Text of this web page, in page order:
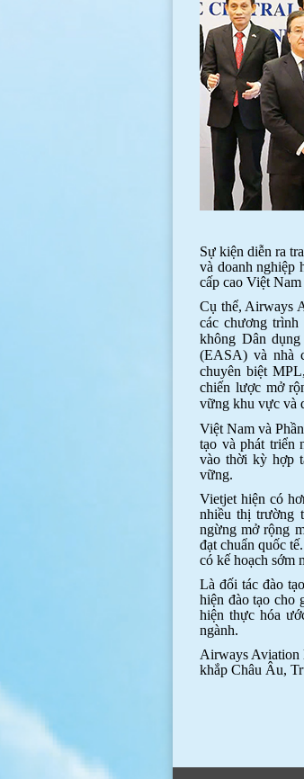
Sự kiện diễn ra
và doanh nghiệp
cấp cao Việt
Cụ thể, Airways
các chương
không Dân
(EASA) và nhà
chuyên biệt
chiến lược mở
vững khu vực và
Việt Nam và
tạo và phát triển
vào thời kỳ hợp
vững.
Vietjet hiện có
nhiều thị trường
ngừng mở rộng
đạt chuẩn quốc
có kế hoạch sớm
Là đối tác đào
hiện đào tạo cho
hiện thực hóa
ngành.
Airways Aviation
khắp Châu Âu,